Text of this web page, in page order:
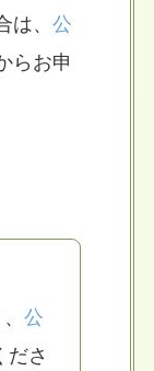
、 公
らお申
公
ださ